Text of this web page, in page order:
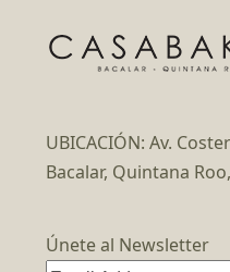
UBICACIÓN: Av.
Bacalar, Quintana
Únete al Newsletter